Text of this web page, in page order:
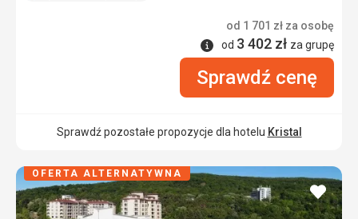
od 1 701 zł za osobę
Informacje
od 3 402 zł za grupę
Sprawdź cenę
Sprawdź pozostałe propozycje dla hotelu Kristal
dodaj
do
OFERTA ALTERNATYWNA